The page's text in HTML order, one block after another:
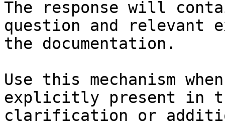
The response will
question and relevant
the documentation.
Use this mechanism
explicitly present in
clarification or